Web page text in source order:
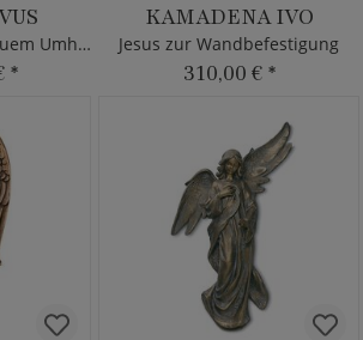
Bronze Maria mit blauem Umhang
*
KAMADENA IVO
Jesus zur Wandbefestigung
310,00 € *